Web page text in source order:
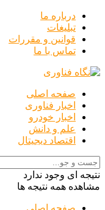
درباره ما
تبلیغات
قوانین و مقررات
تماس با ما
صفحه اصلی
اخبار فناوری
اخبار خودرو
علم و دانش
اقتصاد دیجیتال
نتیجه ای وجود ندارد
مشاهده همه نتیجه ها
صفحه اصلی